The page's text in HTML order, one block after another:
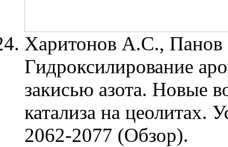
Харитонов А.С.,
Гидроксилирование
закисью азота. Новые
катализа на цеолитах.
2062-2077 (Обзор).